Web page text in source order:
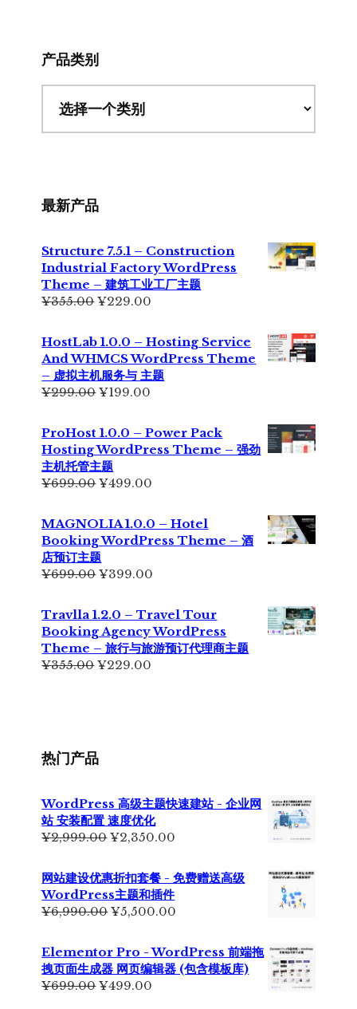
产品类别
最新产品
Structure 7.5.1 – Construction
Industrial Factory WordPress
Theme – 建筑工业工厂主题
¥355.00原
为：
¥355.00。
¥229.00
价
格
为：
¥229.00。
HostLab 1.0.0 – Hosting Service
And WHMCS WordPress Theme
– 虚拟主机服务与 主题
¥299.00原
为：
¥299.00。
¥199.00
价
格
为：
ProHost 1.0.0 – Power Pack
Hosting WordPress Theme – 强劲
主机托管主题
¥699.00原
为：
¥699.00。
¥499.00
价
格
为：
MAGNOLIA 1.0.0 – Hotel
Booking WordPress Theme – 酒
店预订主题
¥699.00原
为：
¥699.00。
¥399.00
格
为：
¥399.00。
Travlla 1.2.0 – Travel Tour
Booking Agency WordPress
Theme – 旅行与旅游预订代理商主题
¥355.00原
¥229.00
热门产品
WordPress 高级主题快速建站 - 企业网
站 安装配置 速度优化
¥2,999.00原
为：
¥2,999.00。
¥2,350.00
价
格
为：
网站建设优惠折扣套餐 - 免费赠送高级
WordPress主题和插件
¥6,990.00原
¥6,990.00。
¥5,500.00
价
格
为：
Elementor Pro - WordPress 前端拖
拽页面生成器 网页编辑器 (包含模板库)
¥699.00原
¥499.00